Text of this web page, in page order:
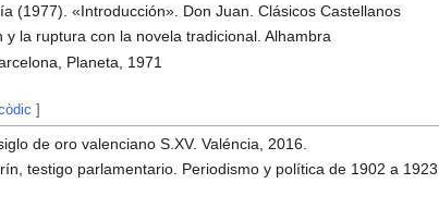
(1977). «Introducción». Don Juan. Clásicos Castellanos
y la ruptura con la novela tradicional. Alhambra
Planeta, 1971
]
de oro valenciano S.XV. Valéncia, 2016.
testigo parlamentario. Periodismo y política de 1902 a